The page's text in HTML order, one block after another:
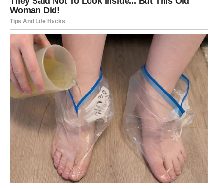
Svi gledaoci, bilo da su prisustvovali meču uživo ili ga pratili iz
svojih domova, mogli su primijetiti promjenu u njegovom tonu i